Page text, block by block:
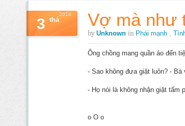
Vợ mà như
by Unknown in Phái mạnh ,
3 thá
2014
Ông chồng mang quần áo đến
- Sao không đưa giặt luôn? - Bà
- Họ nói là không nhận giặt tấm
o O o